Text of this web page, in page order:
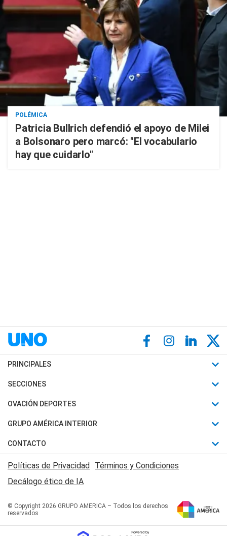
POLÉMICA
Patricia Bullrich defendió el apoyo de Milei
a Bolsonaro pero marcó: "El vocabulario
hay que cuidarlo"
PRINCIPALES
Últimas Noticias
Política
Judiciales
Economia
SECCIONES
Horóscopo
Motores
Trucos caseros
Series y Películas
Edictos y Solicitadas
OVACIÓN DEPORTES
Fútbol
Mundial
Automovilismo
Rugby
Básquet
GRUPO AMÉRICA INTERIOR
Canal 7 en Vivo
San Juan 8
CONTACTO
Acerca de Nosotros
Contactanos
Políticas de Privacidad Términos y Condiciones
Decálogo ético de IA
© Copyright 2026 GRUPO AMERICA – Todos los derechos
reservados